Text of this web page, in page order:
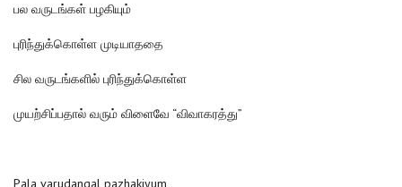
பல வருடங்கள் பழகியும்
புரிந்துக்கொள்ள முடியாததை
சில வருடங்களில் புரிந்துக்கொள்ள
முயற்சிப்பதால் வரும் விளைவே “விவாகரத்து”
Pala varudangal pazhakiyum